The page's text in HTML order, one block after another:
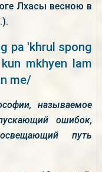
Лхасы весною в
pa 'khrul spong
mkhyen lam
me/
называемое
ошибок,
путь